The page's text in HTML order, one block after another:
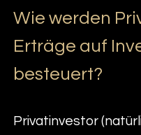
Wie werden
Erträge auf
besteuert?
Privatinvestor